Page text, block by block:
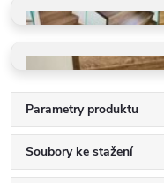
Rychle a precizně
Schody, podlahy, detaily
Parametry produktu
Soubory ke stažení